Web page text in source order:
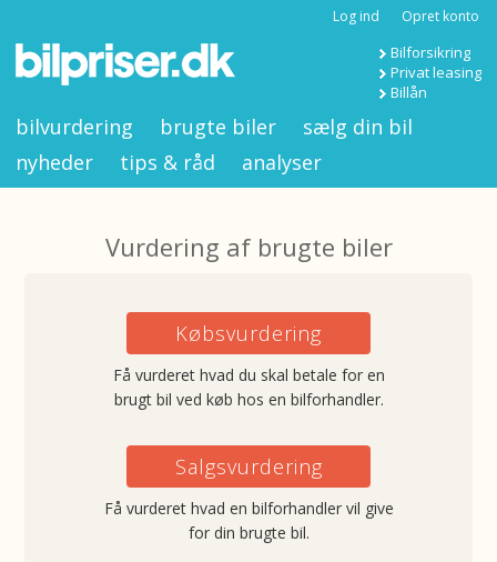
Log ind Opret konto
Bilforsikring
Privat leasing
Billån
bilvurdering brugte biler
sælg din bil
nyheder
tips & råd analyser
Vurdering af brugte biler
Købsvurdering
Få vurderet hvad du skal betale for en
brugt bil ved køb hos en bilforhandler.
Salgsvurdering
Få vurderet hvad en bilforhandler vil give
for din brugte bil.